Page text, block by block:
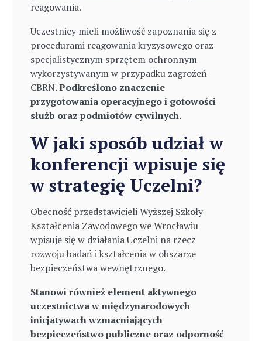
reagowania.
Uczestnicy mieli możliwość zapoznania się z
procedurami reagowania kryzysowego oraz
specjalistycznym sprzętem ochronnym
wykorzystywanym w przypadku zagrożeń
CBRN.Podkreślono znaczenie
przygotowania operacyjnego i gotowości
służb oraz podmiotów cywilnych.
W jaki sposób udział w
konferencji wpisuje się
w strategię Uczelni?
Obecność przedstawicieli Wyższej Szkoły
Kształcenia Zawodowego we Wrocławiu
wpisuje się w działania Uczelni na rzecz
rozwoju badań i kształcenia w obszarze
bezpieczeństwa wewnętrznego.
Stanowi również element aktywnego
uczestnictwa w międzynarodowych
inicjatywach wzmacniających
bezpieczeństwo publiczne oraz odporność